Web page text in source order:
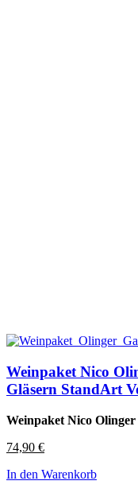
Weinpaket Nico
Gläsern StandArt
Weinpaket Nico
74,90 €
In den Warenkorb